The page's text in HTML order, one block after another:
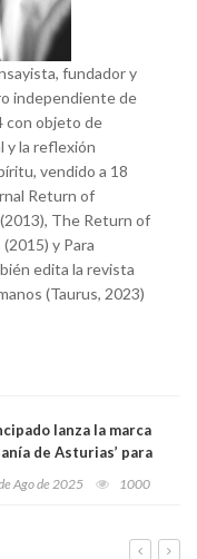
fundador y
independiente de
con objeto de
y la reflexión
vendido a 18
Return of
The Return of
y Para
edita la revista
(Taurus, 2023)
lanza la marca
de Asturias’ para
un sector en
Ago de 2025 1000